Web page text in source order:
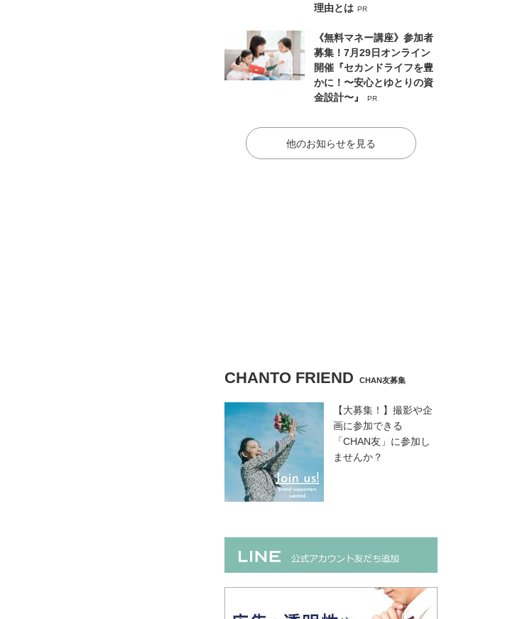
理由とは PR
《無料マネー講座》参加者
募集！7月29日オンライン
開催『セカンドライフを豊
かに！〜安心とゆとりの資
金設計〜』
PR
他のお知らせを見る
CHANTO FRIEND CHAN友募集
【大募集！】撮影や企
画に参加できる
「CHAN友」に参加し
ませんか？